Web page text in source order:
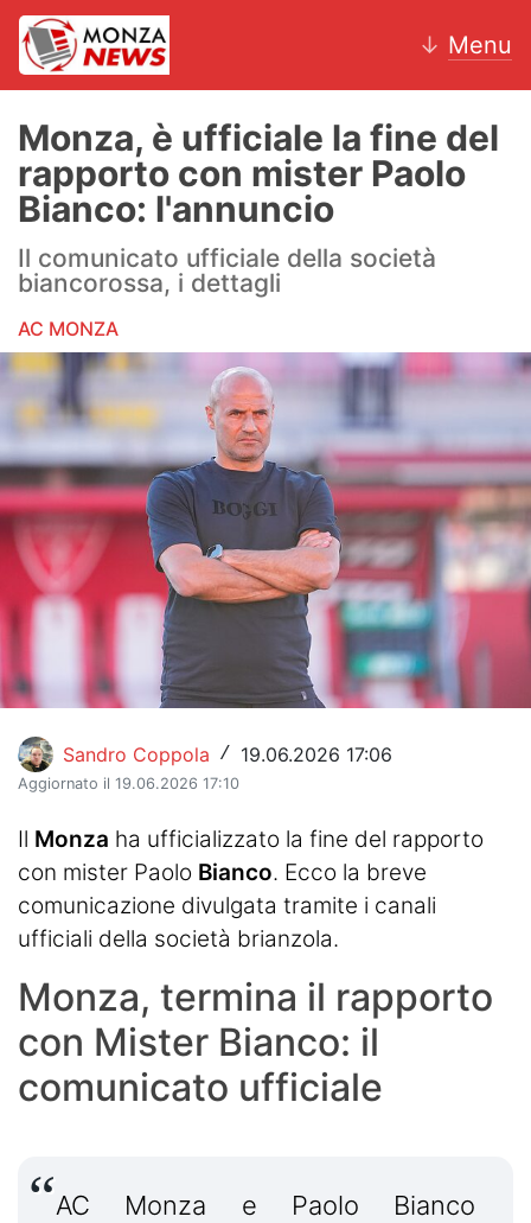
↓ Menu
News
AC Monza
Motori
Volley
Hockey
Altri sport
Hockey
Pallanuoto
Pallamano
News
Turismo
Eventi
Monza, è ufficiale la fine del
rapporto con mister Paolo
Bianco: l'annuncio
Il comunicato ufficiale della società
biancorossa, i dettagli
AC MONZA
Sandro Coppola / 19.06.2026 17:06
Aggiornato il 19.06.2026 17:10
Il Monza ha ufficializzato la fine del rapporto
con mister Paolo Bianco. Ecco la breve
comunicazione divulgata tramite i canali
ufficiali della società brianzola.
Monza, termina il rapporto
con Mister Bianco: il
comunicato ufficiale
AC Monza e Paolo Bianco